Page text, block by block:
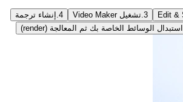
3. تشغيل Video Maker 4. إنشاء ترجمة
استبدال الوسائط الخاصة بك ثم المعالجة (render)